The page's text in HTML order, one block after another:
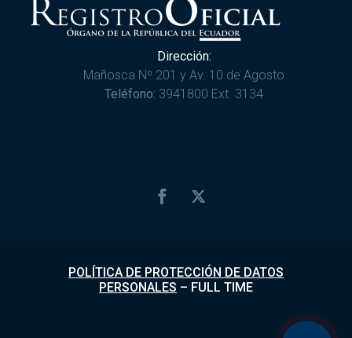
Dirección:
Mañosca Nº 201 y Av. 10 de Agosto
Teléfono: 3941800 Ext. 3134
POLÍTICA DE PROTECCIÓN DE DATOS
PERSONALES – FULL TIME